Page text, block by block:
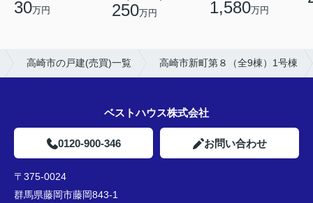
30万円 250万円 1,580万円
高崎市の戸建(売買)一覧 高崎市新町第８（全9棟）1号棟
ベストハウス株式会社
0120-900-346 お問い合わせ
〒375-0024
群馬県藤岡市藤岡843-1